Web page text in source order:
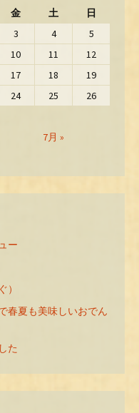
金 土 日
7月 »
3 4
5
10 11
12
17 18
19
24 25
26
ー
春夏も美味しいおでん
た